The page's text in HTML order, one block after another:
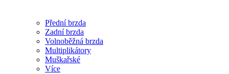
Přední brzda
Zadní brzda
Volnoběžná brzda
Multiplikátory
Muškařské
Více